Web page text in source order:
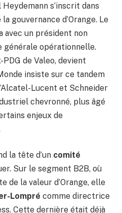
s’inscrit dans
gouvernance d’Orange. Le
avec un président non
opérationnelle.
de Valeo, devient
insiste sur ce tandem
Lucent et Schneider
chevronné, plus âgé
enjeux de
la tête d’un comité
Sur le segment B2B, où
de la valeur d’Orange, elle
Lompré comme directrice
Cette dernière était déjà